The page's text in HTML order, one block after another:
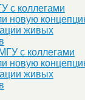
с коллегами
новую
живых